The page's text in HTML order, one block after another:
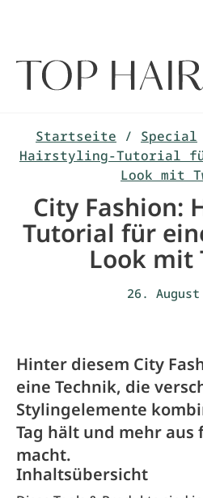
Startseite / Special
Hairstyling-Tutorial
Look mit
City Fashion:
Tutorial für
Look mit
26. August
Hinter diesem City
eine Technik, die
Stylingelemente
Tag hält und mehr aus
macht.
Inhaltsübersicht